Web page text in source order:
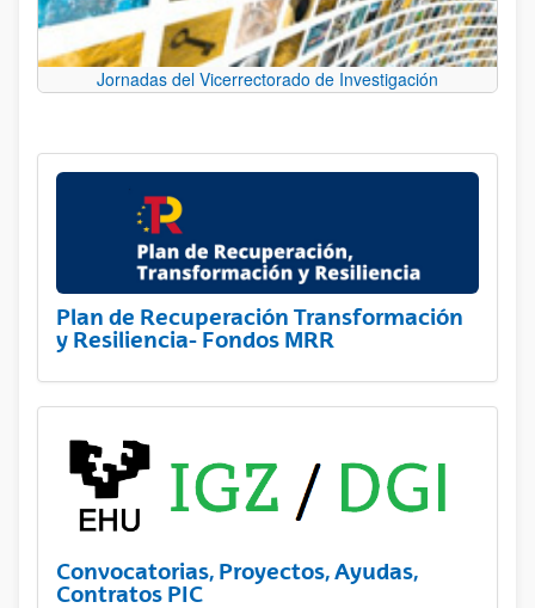
Jornadas del Vicerrectorado de Investigación
Plan de Recuperación Transformación
y Resiliencia- Fondos MRR
Convocatorias, Proyectos, Ayudas,
Contratos PIC